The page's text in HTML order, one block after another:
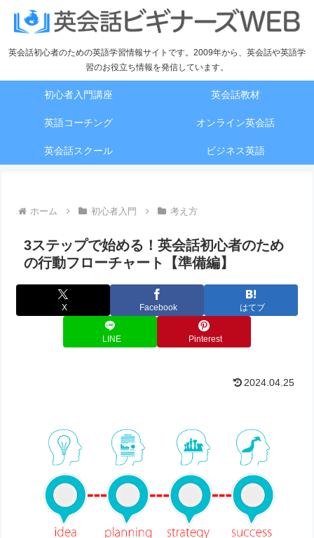
英会話初心者のための英語学習情報サイトです。2009年から、英会話や英語学
習のお役立ち情報を発信しています。
初心者入門講座 英会話教材
英語コーチング オンライン英会話
英会話スクール ビジネス英語
ホーム 初心者入門 考え方
3ステップで始める！英会話初心者のため
の行動フローチャート【準備編】
X Facebook はてブ
LINE Pinterest
2024.04.25